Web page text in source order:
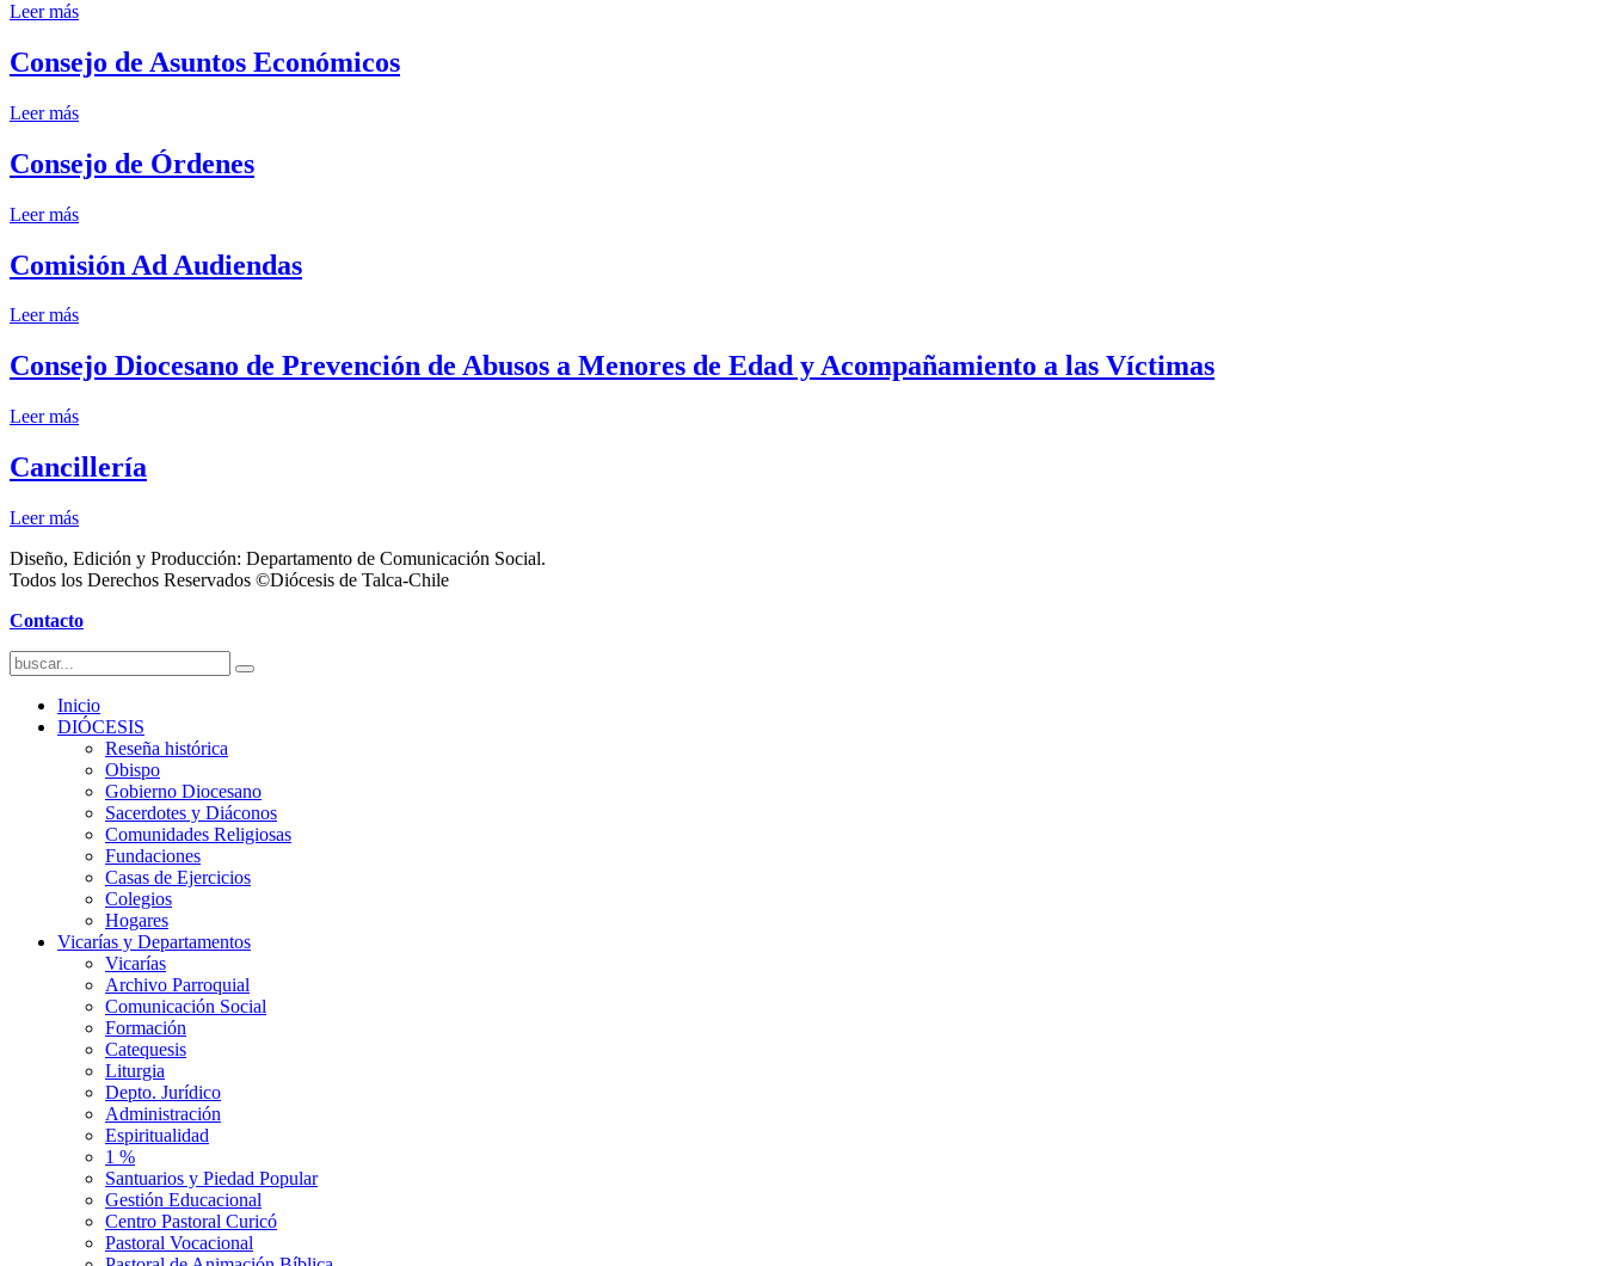
Leer más
Consejo de Asuntos Económicos
Leer más
Consejo de Órdenes
Leer más
Comisión Ad Audiendas
Leer más
Consejo Diocesano de Prevención de Abusos a Menores de Edad y Acompañamiento a las Víctimas
Leer más
Cancillería
Leer más
Diseño, Edición y Producción: Departamento de Comunicación Social.
Todos los Derechos Reservados ©Diócesis de Talca-Chile
Contacto
Inicio
DIÓCESIS
Reseña histórica
Obispo
Gobierno Diocesano
Sacerdotes y Diáconos
Comunidades Religiosas
Fundaciones
Casas de Ejercicios
Colegios
Hogares
Vicarías y Departamentos
Vicarías
Archivo Parroquial
Comunicación Social
Formación
Catequesis
Liturgia
Depto. Jurídico
Administración
Espiritualidad
1 %
Santuarios y Piedad Popular
Gestión Educacional
Centro Pastoral Curicó
Pastoral Vocacional